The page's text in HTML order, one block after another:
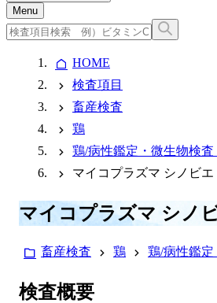
Menu
HOME
検査項目
畜産検査
鶏
鶏/病性鑑定・微生物検査
マイコプラズマ シノビエ
マイコプラズマ シノビ
畜産検査 鶏 鶏/病性鑑
検査概要